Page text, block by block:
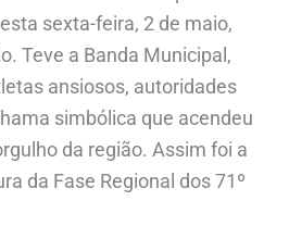
sexta-feira, 2 de maio,
Teve a Banda Municipal,
ansiosos, autoridades
simbólica que acendeu
da região. Assim foi a
da Fase Regional dos 71º